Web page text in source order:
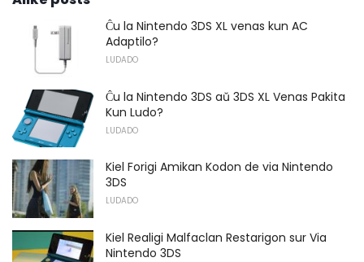
Ĉu la Nintendo 3DS XL venas kun AC
Adaptilo?
LUDADO
Ĉu la Nintendo 3DS aŭ 3DS XL Venas Pakita
Kun Ludo?
LUDADO
Kiel Forigi Amikan Kodon de via Nintendo
3DS
LUDADO
Kiel Realigi Malfaclan Restarigon sur Via
Nintendo 3DS